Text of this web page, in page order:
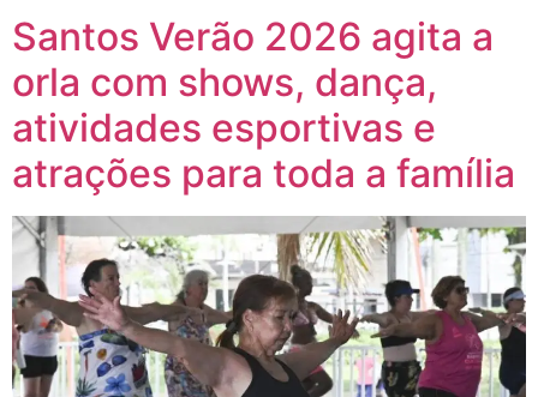
Santos Verão 2026 agita a
orla com shows, dança,
atividades esportivas e
atrações para toda a família